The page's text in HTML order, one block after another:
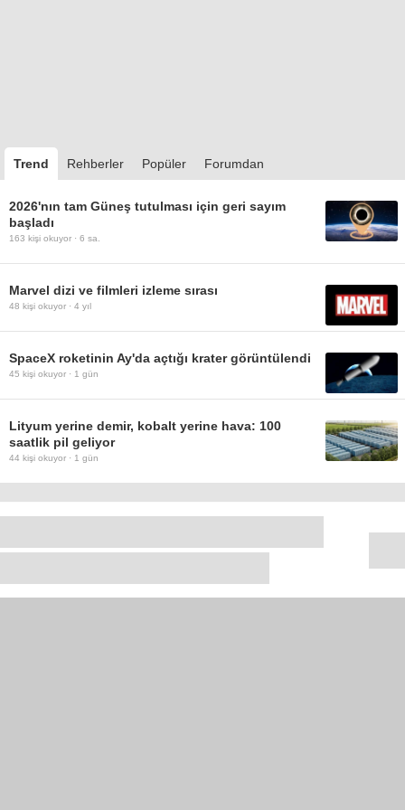
Trend Rehberler Popüler Forumdan
2026'nın tam Güneş tutulması için geri sayım
başladı
163 kişi okuyor · 6 sa.
Marvel dizi ve filmleri izleme sırası
48 kişi okuyor · 4 yıl
SpaceX roketinin Ay'da açtığı krater görüntülendi
45 kişi okuyor · 1 gün
Lityum yerine demir, kobalt yerine hava: 100
saatlik pil geliyor
44 kişi okuyor · 1 gün